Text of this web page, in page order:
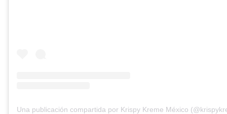
Una publicación compartida por Krispy Kreme México